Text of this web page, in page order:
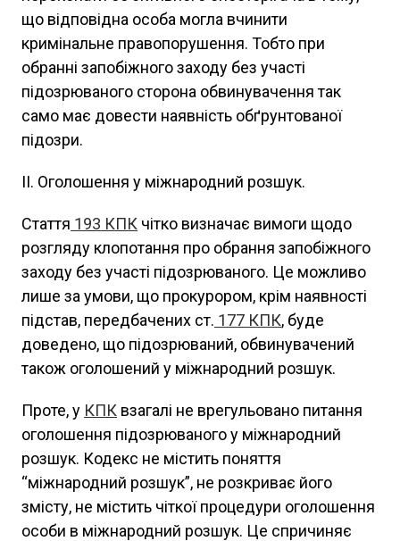
що відповідна особа могла вчинити
кримінальне правопорушення. Тобто при
обранні запобіжного заходу без участі
підозрюваного сторона обвинувачення так
само має довести наявність обґрунтованої
підозри.
ІІ. Оголошення у міжнародний розшук.
Стаття 193 КПК чітко визначає вимоги щодо
розгляду клопотання про обрання запобіжного
заходу без участі підозрюваного. Це можливо
лише за умови, що прокурором, крім наявності
підстав, передбачених ст. 177 КПК, буде
доведено, що підозрюваний, обвинувачений
також оголошений у міжнародний розшук.
Проте, у КПК взагалі не врегульовано питання
оголошення підозрюваного у міжнародний
розшук. Кодекс не містить поняття
“міжнародний розшук”, не розкриває його
змісту, не містить чіткої процедури оголошення
особи в міжнародний розшук. Це спричиняє